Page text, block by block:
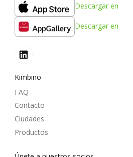
Descargar en
Descargar en
Kimbino
FAQ
Contacto
Ciudades
Productos